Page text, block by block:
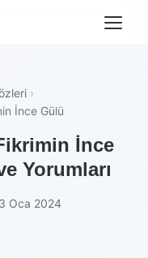
›
İnce Gülü
İnce
Yorumları
Oca 2024